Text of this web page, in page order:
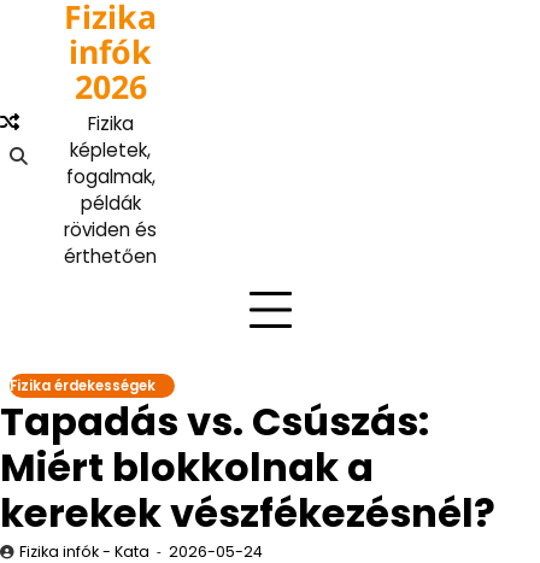
content
Fizika
infók
2026
Fizika
képletek,
fogalmak,
példák
röviden és
érthetően
Fizika érdekességek
Tapadás vs. Csúszás:
Miért blokkolnak a
kerekek vészfékezésnél?
Fizika infók - Kata 2026-05-24